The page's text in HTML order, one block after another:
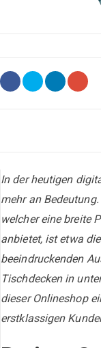
In der heutigen
mehr an
welcher eine breite
anbietet, ist etwa
beeindruckenden
Tischdecken in
dieser Onlineshop
erstklassigen